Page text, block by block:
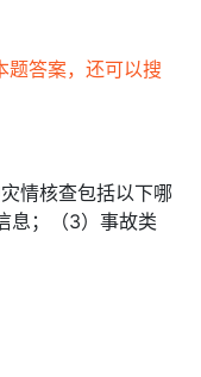
题答案，还可以搜
情核查包括以下哪
息；（3）事故类